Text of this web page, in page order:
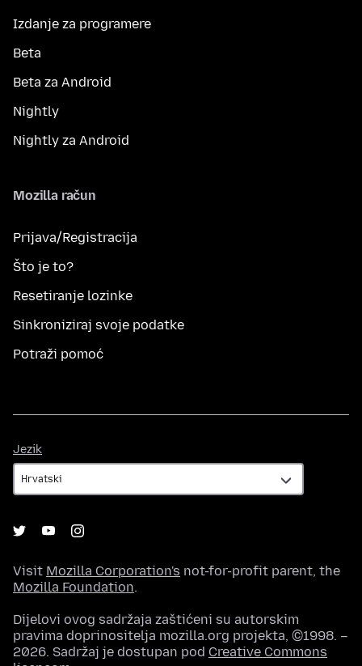
Izdanje za programere
Beta
Beta za Android
Nightly
Nightly za Android
Mozilla račun
Prijava/Registracija
Što je to?
Resetiranje lozinke
Sinkroniziraj svoje podatke
Potraži pomoć
Jezik
Visit Mozilla Corporation's not-for-profit parent, the
Mozilla Foundation.
Dijelovi ovog sadržaja zaštićeni su autorskim
pravima doprinositelja mozilla.org projekta, ©1998. –
2026. Sadržaj je dostupan pod Creative Commons